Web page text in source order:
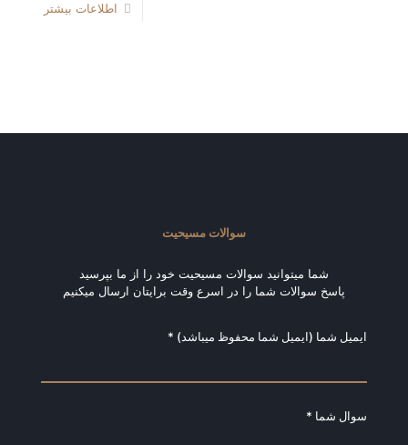
اطلاعات بیشتر
سوالات مسیحیت
شما میتوانید سوالات مسیحیت خود را از ما بپرسید
پاسخ سوالات شما را در اسرع وقت برایتان ارسال میکنیم
ایمیل شما (ایمیل شما محفوظ میباشد) *
سوال شما *